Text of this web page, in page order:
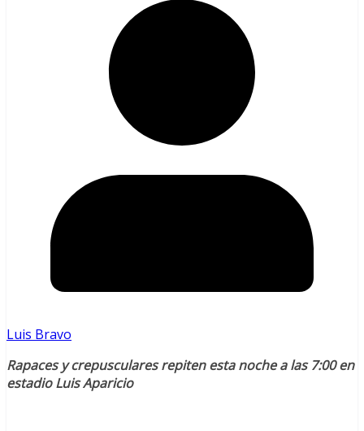
Luis Bravo
Rapaces y crepusculares repiten esta noche a las 7:00 en
estadio Luis Aparicio